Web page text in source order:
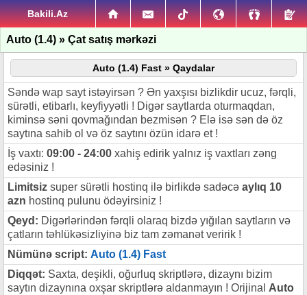
Bakili.Az
Auto (1.4) » Çat satış mərkəzi
Auto (1.4) Fast » Qaydalar
Səndə wap sayt istəyirsən ? Ən yaxşısı bizlikdir ucuz, fərqli,
sürətli, etibarlı, keyfiyyətli ! Digər saytlarda oturmaqdan,
kiminsə səni qovmağından bezmisən ? Elə isə sən də öz
saytına sahib ol və öz saytını özün idarə et !
İş vaxtı: 09:00 - 24:00 xahiş edirik yalnız iş vaxtları zəng
edəsiniz !
Limitsiz super sürətli hostinq ilə birlikdə sadəcə aylıq 10
azn hostinq pulunu ödəyirsiniz !
Qeyd: Digərlərindən fərqli olaraq bizdə yığılan saytların və
çatların təhlükəsizliyinə biz tam zəmanət veririk !
Nümünə script: Auto (1.4) Fast
Diqqət: Saxta, deşikli, oğurluq skriptlərə, dizaynı bizim
saytın dizaynına oxşar skriptlərə aldanmayın ! Orijinal Auto